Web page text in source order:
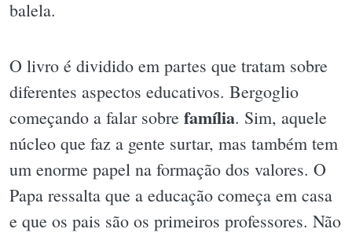
balela.
O livro é dividido em partes que tratam sobre
diferentes aspectos educativos. Bergoglio
começando a falar sobre família. Sim, aquele
núcleo que faz a gente surtar, mas também tem
um enorme papel na formação dos valores. O
Papa ressalta que a educação começa em casa
e que os pais são os primeiros professores. Não